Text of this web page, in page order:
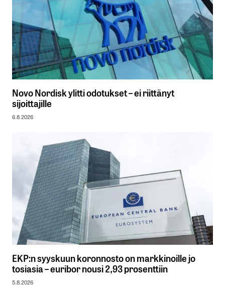
Novo Nordisk ylitti odotukset – ei riittänyt
sijoittajille
6.8.2026
EKP:n syyskuun koronnosto on markkinoille jo
tosiasia – euribor nousi 2,93 prosenttiin
5.8.2026